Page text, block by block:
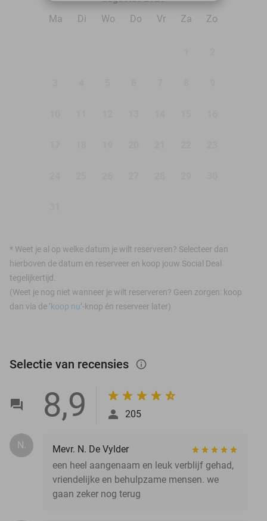
Ma
Di Wo Do Vr Za Zo
* Weet je al op welke datum je wilt reserveren? Selecteer dan
hierboven de datum en reserveer en koop jouw Social Deal
tegelijkertijd.
(Weet je nog niet wanneer je wilt reserveren? Geen zorgen: koop
dan via de ‘koop nu’-knop én reserveer later)
Selectie van recensies info_outlined
8,9 205
N.
Mevr. N. De Vylder
een heel aangenaam en leuk verblijf gehad,
vriendelijke en behulpzame mensen. we
gaan zeker nog terug